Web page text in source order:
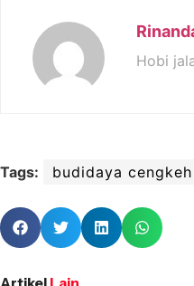
Hobi
Tags: budidaya cengkeh
Artikel Lain